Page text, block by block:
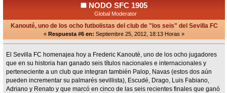
NODO SFC 1905
Global Moderator
Kanouté, uno de los ocho futbolistas del club de "los seis" del Sevilla FC
« Respuesta #6 en: Septiembre 25, 2012, 18:13 Horas »
El Sevilla FC homenajea hoy a Frederic Kanouté, uno de los ocho jugadores
que en su historia han ganado seis títulos nacionales e internacionales y
perteneciente a un club que integran también Palop, Navas (estos dos aún
pueden incrementar su palmarés sevillista), Escudé, Drago, Luis Fabiano,
Adriano y Renato y que marcó en cinco de las seis recientes finales que ganó